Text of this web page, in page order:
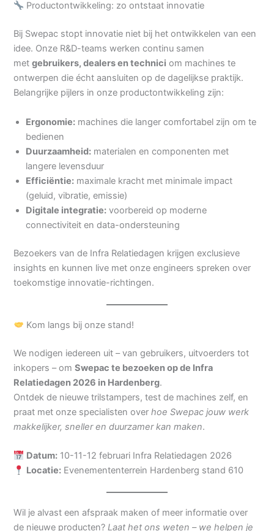
Productontwikkeling: zo ontstaat innovatie
Bij Swepac stopt innovatie niet bij het ontwikkelen van een
idee. Onze R&D-teams werken continu samen
metgebruikers, dealers en technici om machines te
ontwerpen die écht aansluiten op de dagelijkse praktijk.
Belangrijke pijlers in onze productontwikkeling zijn:
Ergonomie: machines die langer comfortabel zijn om te
bedienen
Duurzaamheid: materialen en componenten met
langere levensduur
Efficiëntie: maximale kracht met minimale impact
(geluid, vibratie, emissie)
Digitale integratie: voorbereid op moderne
connectiviteit en data-ondersteuning
Bezoekers van de Infra Relatiedagen krijgen exclusieve
insights en kunnen live met onze engineers spreken over
toekomstige innovatie-richtingen.
Kom langs bij onze stand!
We nodigen iedereen uit – van gebruikers, uitvoerders tot
inkopers – omSwepac te bezoeken op de Infra
Relatiedagen 2026 in Hardenberg.
Ontdek de nieuwe trilstampers, test de machines zelf, en
praat met onze specialisten overhoe Swepac jouw werk
makkelijker, sneller en duurzamer kan maken.
Datum: 10-11-12 februari Infra Relatiedagen 2026
Locatie: Evenemententerrein Hardenberg stand 610
Wil je alvast een afspraak maken of meer informatie over
de nieuwe producten?Laat het ons weten – we helpen je